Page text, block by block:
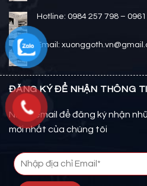
Hotline: 0984 257 798 –
Email:
ĐĂNG KÝ ĐỂ NHẬN THÔNG
Nhập email để đăng ký nhận
mới nhất của chúng tôi